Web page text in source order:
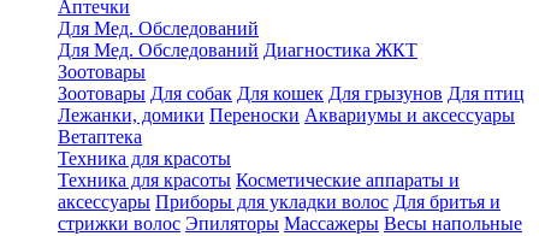
Аптечки
Для Мед. Обследований
Для Мед. Обследований Диагностика ЖКТ
Зоотовары
Зоотовары Для собак Для кошек Для грызунов Для птиц
Лежанки, домики Переноски Аквариумы и аксессуары
Ветаптека
Техника для красоты
Техника для красоты Косметические аппараты и
аксессуары Приборы для укладки волос Для бритья и
стрижки волос Эпиляторы Массажеры Весы напольные